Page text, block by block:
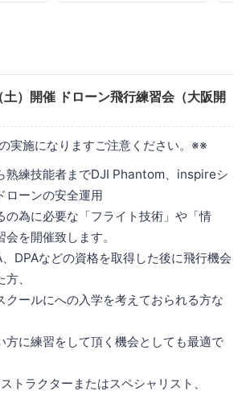
）開催 ドローン飛行練習会（大阪開
実施になりますご注意ください。※※
熟練技能者までDJI Phantom、inspireシ
ローンの安全運用
の為に必要な「フライト技術」や「情
を開催致します。
DPAなどの資格を取得した後に飛行機会
、
クールにへの入学を考えておられる方な
方に練習をして頂く機会としても最適で
トラクターまたはスペシャリスト、